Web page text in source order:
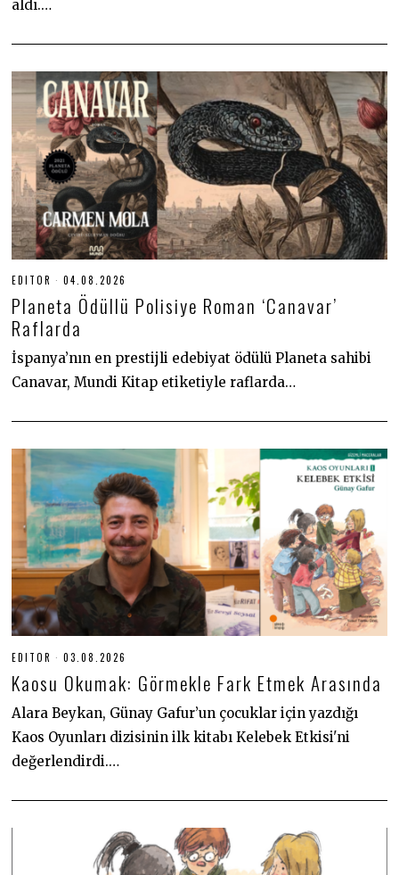
aldı.…
EDITOR 04.08.2026
.
2
0
2
Planeta Ödüllü Polisiye Roman ‘Canavar’
Raflarda
İspanya’nın en prestijli edebiyat ödülü Planeta sahibi
Canavar, Mundi Kitap etiketiyle raflarda…
EDITOR 03.08.2026
.
8
2
Kaosu Okumak: Görmekle Fark Etmek Arasında
Alara Beykan, Günay Gafur’un çocuklar için yazdığı
Kaos Oyunları dizisinin ilk kitabı Kelebek Etkisi'ni
değerlendirdi.…